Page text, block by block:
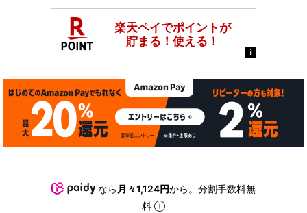
なら 月々1,124円から。分割手数料無
料